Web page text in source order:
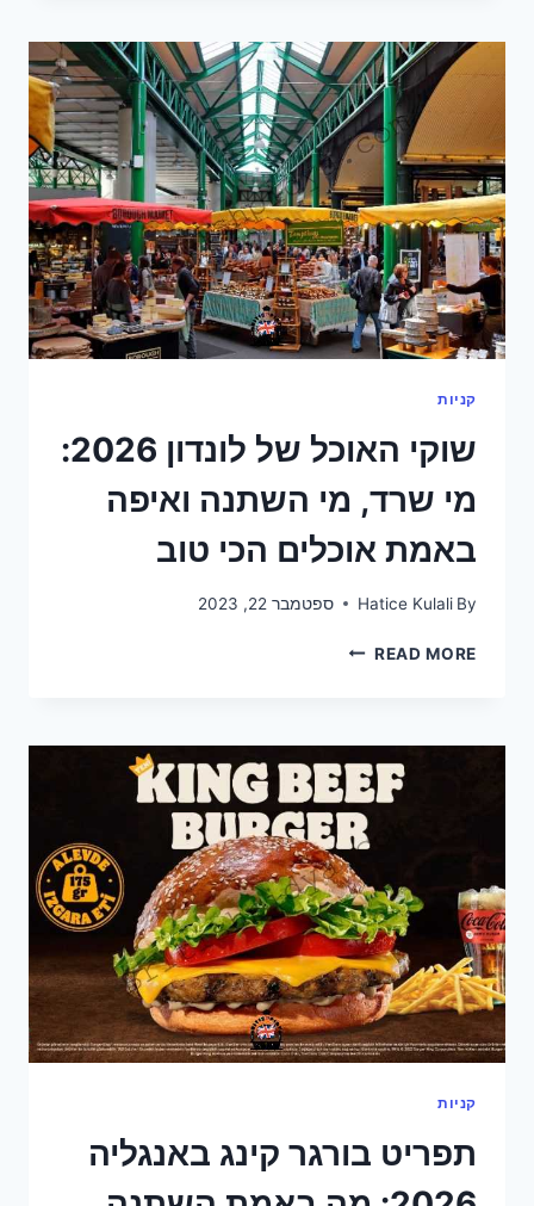
(2026):
למה
זה
יקר
—
ואיך
להזמין
חכם
קניות
שוקי האוכל של לונדון 2026:
מי שרד, מי השתנה ואיפה
באמת אוכלים הכי טוב
By
Hatice Kulali ספטמבר 22, 2023
READ MOREשוקי
2026:
מי
שרד,
מי
השתנה
ואיפה
באמת
אוכלים
הכי
טוב
קניות
תפריט בורגר קינג באנגליה